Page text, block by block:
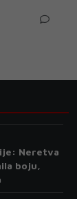
Neretva
boju,